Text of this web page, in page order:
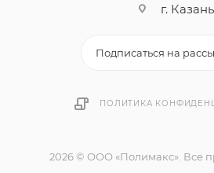
г. Казань
Подписаться на
ПОЛИТИКА
2026 © ООО «Полимакс». Все